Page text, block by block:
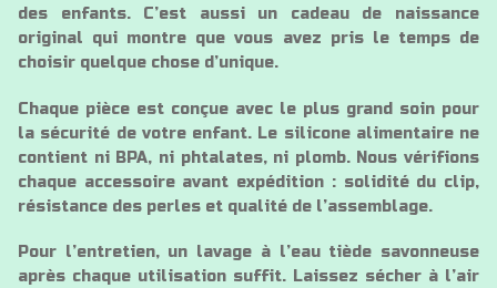
des enfants. C’est aussi un cadeau de naissance
original qui montre que vous avez pris le temps de
choisir quelque chose d’unique.
Chaque pièce est conçue avec le plus grand soin pour
la sécurité de votre enfant. Le silicone alimentaire ne
contient ni BPA, ni phtalates, ni plomb. Nous vérifions
chaque accessoire avant expédition : solidité du clip,
résistance des perles et qualité de l’assemblage.
Pour l’entretien, un lavage à l’eau tiède savonneuse
après chaque utilisation suffit. Laissez sécher à l’air